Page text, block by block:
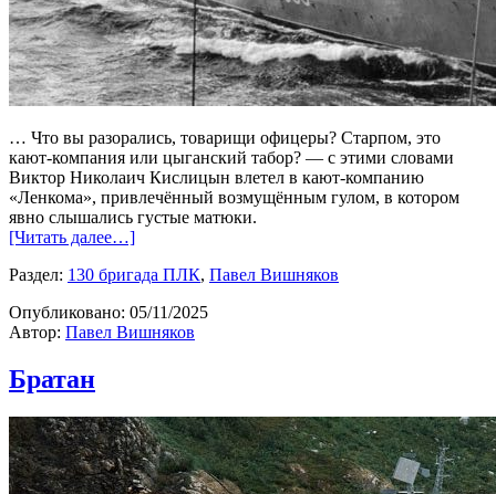
… Что вы разорались, товарищи офицеры? Старпом, это
кают-компания или цыганский табор? — с этими словами
Виктор Николаич Кислицын влетел в кают-компанию
«Ленкома», привлечённый возмущённым гулом, в котором
явно слышались густые матюки.
[Читать далее…]
Раздел: 130 бригада ПЛК, Павел Вишняков
Опубликовано: 05/11/2025
Автор: Павел Вишняков
Братан